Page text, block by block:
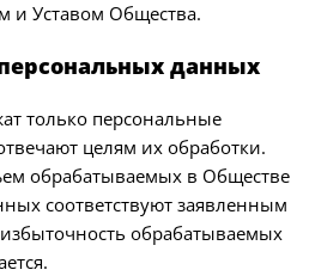
и Уставом Общества.
данных
только персональные
целям их обработки.
обрабатываемых в Обществе
соответствуют заявленным
обрабатываемых